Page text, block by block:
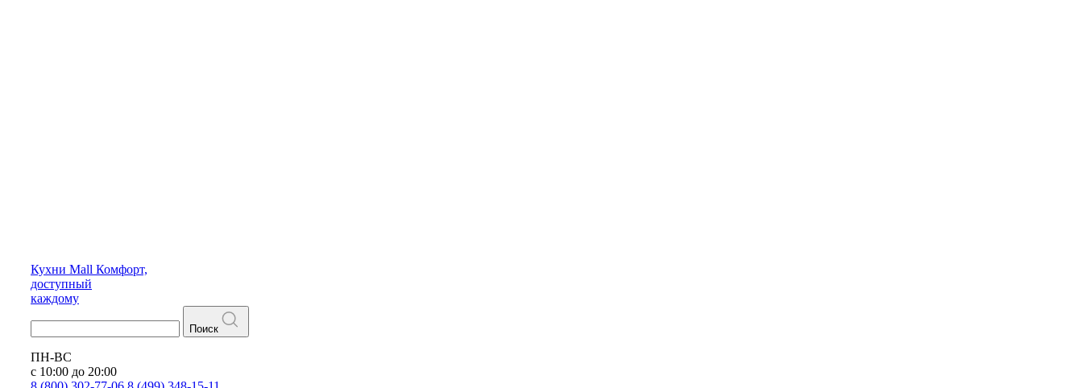
Кухни Mall Комфорт,
доступный
каждому
Поиск
ПН-ВС
с 10:00 до 20:00